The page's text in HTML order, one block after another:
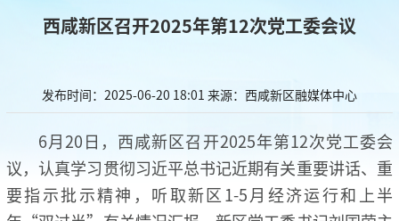
西咸新区召开2025年第12次党工委会议
发布时间：2025-06-20 18:01 来源：西咸新区融媒体中心
6月20日，西咸新区召开2025年第12次党工委会
议，认真学习贯彻习近平总书记近期有关重要讲话、重
要指示批示精神，听取新区1-5月经济运行和上半